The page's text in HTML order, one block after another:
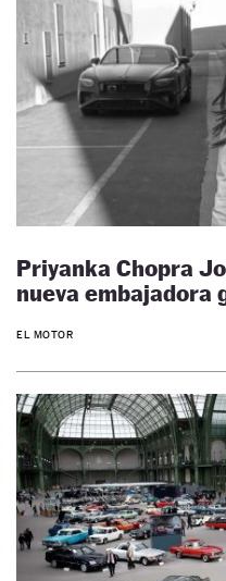
Priyanka Chopra
nueva embajadora
EL MOTOR